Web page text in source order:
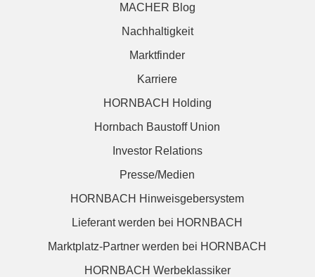
MACHER Blog
Nachhaltigkeit
Marktfinder
Karriere
HORNBACH Holding
Hornbach Baustoff Union
Investor Relations
Presse/Medien
HORNBACH Hinweisgebersystem
Lieferant werden bei HORNBACH
Marktplatz-Partner werden bei HORNBACH
HORNBACH Werbeklassiker